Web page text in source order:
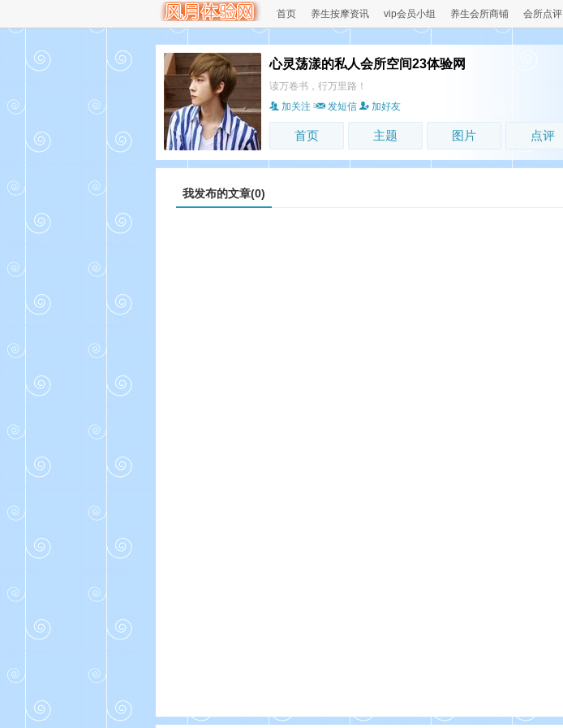
首页 养生按摩资讯 vip会员小组 养生会所商铺 会所点评
心灵荡漾的私人会所空间23体验网
读万卷书，行万里路！
加关注
发短信 加好友
首页 主题 图片 点评
我发布的文章(0)